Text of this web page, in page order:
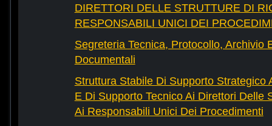
DIRETTORI DELLE STRUTTURE DI
RESPONSABILI UNICI DEI
Segreteria Tecnica, Protocollo, Archivio
Documentali
Struttura Stabile Di Supporto Strategico
E Di Supporto Tecnico Ai Direttori Delle
Ai Responsabili Unici Dei Procedimenti